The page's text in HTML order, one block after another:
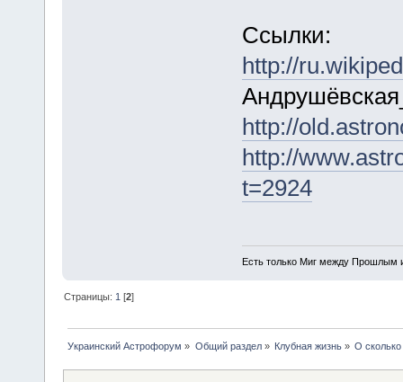
Ссылки:
http://
http://
http://
t=2924
Есть только Миг между Прошлым
Страницы: 1 [2]
Украинский Астрофорум » Общий раздел» Клубная жизнь» О